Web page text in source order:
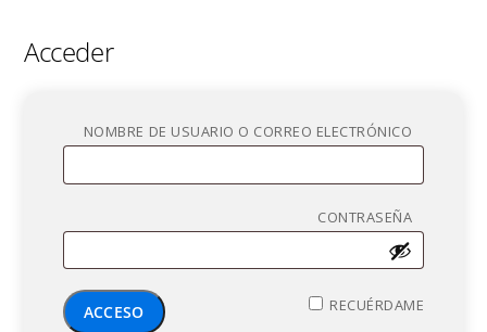
Acceder
NOMBRE DE USUARIO O CORREO ELECTRÓNICO
CONTRASEÑA
RECUÉRDAME
ACCESO